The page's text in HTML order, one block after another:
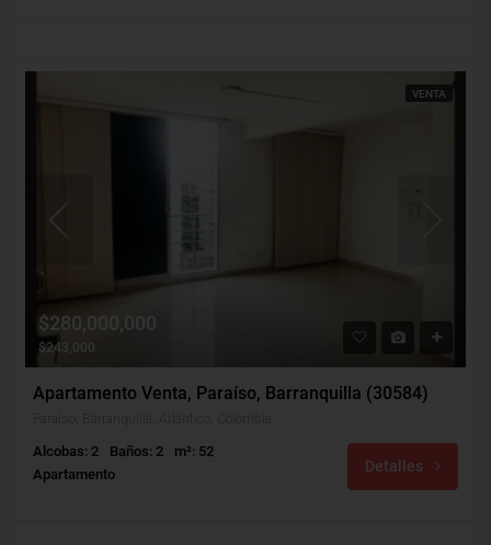
VENTA
$280,000,000
$243,000
Apartamento Venta, Paraíso, Barranquilla (30584)
Alcobas: 2 Baños: 2
m²: 52
Apartamento
Detalles